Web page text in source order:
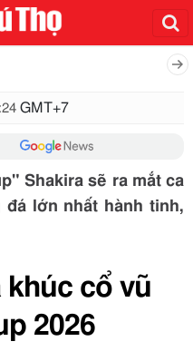
GMT+7
Shakira sẽ ra mắt ca
lớn nhất hành tinh,
khúc cổ vũ
2026